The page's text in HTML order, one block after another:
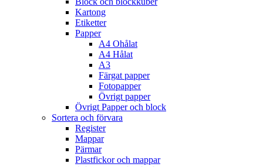
Kartong
Etiketter
Papper
A4 Ohålat
A4 Hålat
A3
Färgat papper
Fotopapper
Övrigt papper
Övrigt Papper och block
Sortera och förvara
Register
Mappar
Pärmar
Plastfickor och mappar